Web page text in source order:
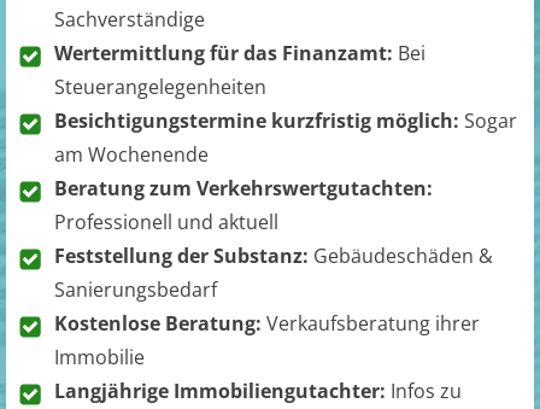
Sachverständige
Wertermittlung für das Finanzamt: Bei
Steuerangelegenheiten
Besichtigungstermine kurzfristig möglich: Sogar
am Wochenende
Beratung zum Verkehrswertgutachten:
Professionell und aktuell
Feststellung der Substanz: Gebäudeschäden &
Sanierungsbedarf
Kostenlose Beratung: Verkaufsberatung ihrer
Immobilie
Langjährige Immobiliengutachter: Infos zu